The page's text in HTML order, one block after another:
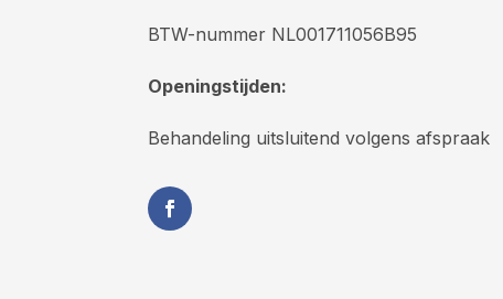
BTW-nummer NL001711056B95
Openingstijden:
Behandeling uitsluitend volgens afspraak